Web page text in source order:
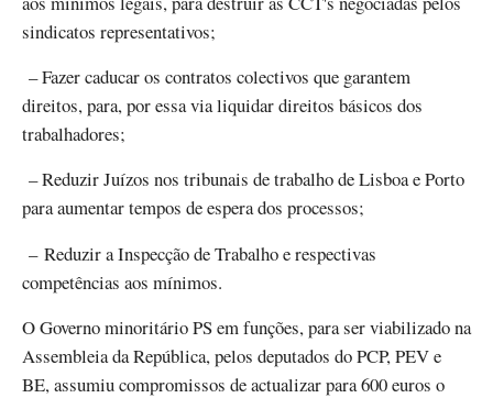
sindicatos representativos;
– Fazer caducar os contratos colectivos que garantem
direitos, para, por essa via liquidar direitos básicos dos
trabalhadores;
– Reduzir Juízos nos tribunais de trabalho de Lisboa e Porto
para aumentar tempos de espera dos processos;
– Reduzir a Inspecção de Trabalho e respectivas
competências aos mínimos.
O Governo minoritário PS em funções, para ser viabilizado na
Assembleia da República, pelos deputados do PCP, PEV e
BE, assumiu compromissos de actualizar para 600 euros o